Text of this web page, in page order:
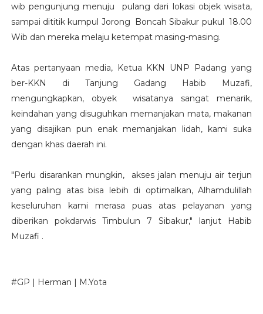
wib pengunjung menuju pulang dari lokasi objek wisata,
sampai dititik kumpul Jorong Boncah Sibakur pukul 18.00
Wib dan mereka melaju ketempat masing-masing.
Atas pertanyaan media, Ketua KKN UNP Padang yang
ber-KKN di Tanjung Gadang Habib Muzafi,
mengungkapkan, obyek wisatanya sangat menarik,
keindahan yang disuguhkan memanjakan mata, makanan
yang disajikan pun enak memanjakan lidah, kami suka
dengan khas daerah ini.
"Perlu disarankan mungkin, akses jalan menuju air terjun
yang paling atas bisa lebih di optimalkan, Alhamdulillah
keseluruhan kami merasa puas atas pelayanan yang
diberikan pokdarwis Timbulun 7 Sibakur," lanjut Habib
Muzafi .
#GP | Herman | M.Yota